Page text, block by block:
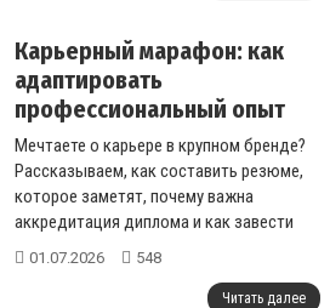
Карьерный марафон: как
адаптировать
профессиональный опыт
для работы за рубежом
Мечтаете о карьере в крупном бренде?
Рассказываем, как составить резюме,
которое заметят, почему важна
аккредитация диплома и как завести
полезные связи....
01.07.2026 548
Читать далее